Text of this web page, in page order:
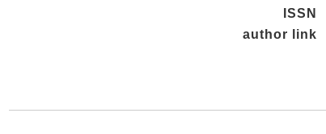
ISSN
author link